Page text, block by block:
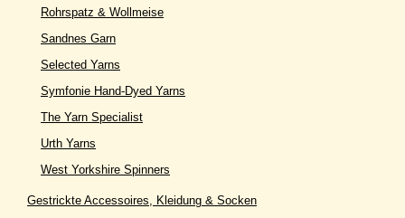
Rohrspatz & Wollmeise
Sandnes Garn
Selected Yarns
Symfonie Hand-Dyed Yarns
The Yarn Specialist
Urth Yarns
West Yorkshire Spinners
Gestrickte Accessoires, Kleidung & Socken